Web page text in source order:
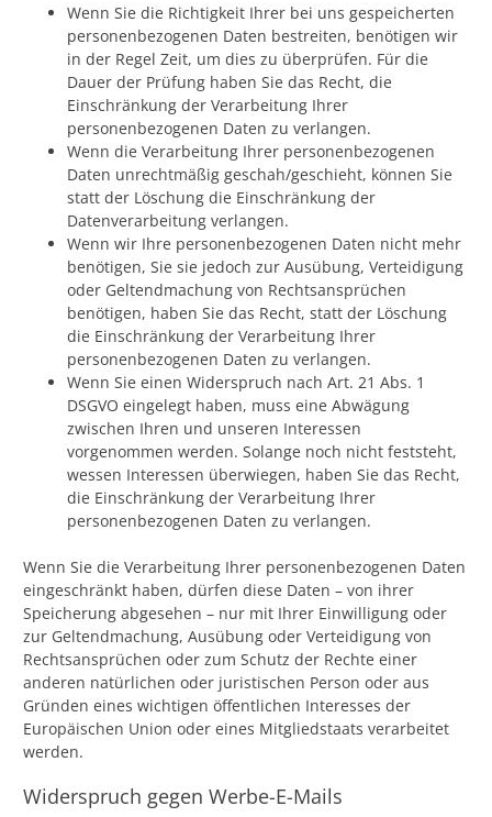
Wenn Sie die Richtigkeit Ihrer bei uns gespeicherten
personenbezogenen Daten bestreiten, benötigen wir
in der Regel Zeit, um dies zu überprüfen. Für die
Dauer der Prüfung haben Sie das Recht, die
Einschränkung der Verarbeitung Ihrer
personenbezogenen Daten zu verlangen.
Wenn die Verarbeitung Ihrer personenbezogenen
Daten unrechtmäßig geschah/geschieht, können Sie
statt der Löschung die Einschränkung der
Datenverarbeitung verlangen.
Wenn wir Ihre personenbezogenen Daten nicht mehr
benötigen, Sie sie jedoch zur Ausübung, Verteidigung
oder Geltendmachung von Rechtsansprüchen
benötigen, haben Sie das Recht, statt der Löschung
die Einschränkung der Verarbeitung Ihrer
personenbezogenen Daten zu verlangen.
Wenn Sie einen Widerspruch nach Art. 21 Abs. 1
DSGVO eingelegt haben, muss eine Abwägung
zwischen Ihren und unseren Interessen
vorgenommen werden. Solange noch nicht feststeht,
wessen Interessen überwiegen, haben Sie das Recht,
die Einschränkung der Verarbeitung Ihrer
personenbezogenen Daten zu verlangen.
Wenn Sie die Verarbeitung Ihrer personenbezogenen Daten
eingeschränkt haben, dürfen diese Daten – von ihrer
Speicherung abgesehen – nur mit Ihrer Einwilligung oder
zur Geltendmachung, Ausübung oder Verteidigung von
Rechtsansprüchen oder zum Schutz der Rechte einer
anderen natürlichen oder juristischen Person oder aus
Gründen eines wichtigen öffentlichen Interesses der
Europäischen Union oder eines Mitgliedstaats verarbeitet
werden.
Widerspruch gegen Werbe-E-Mails